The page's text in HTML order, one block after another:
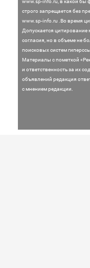
строго запрещается без
www.sp-info.ru .Во время
Допускается цитирование
согласия, но в объеме не
поисковых систем
Материалы с пометкой
и ответственность за их
объявлений редакция
с мнением редакции.